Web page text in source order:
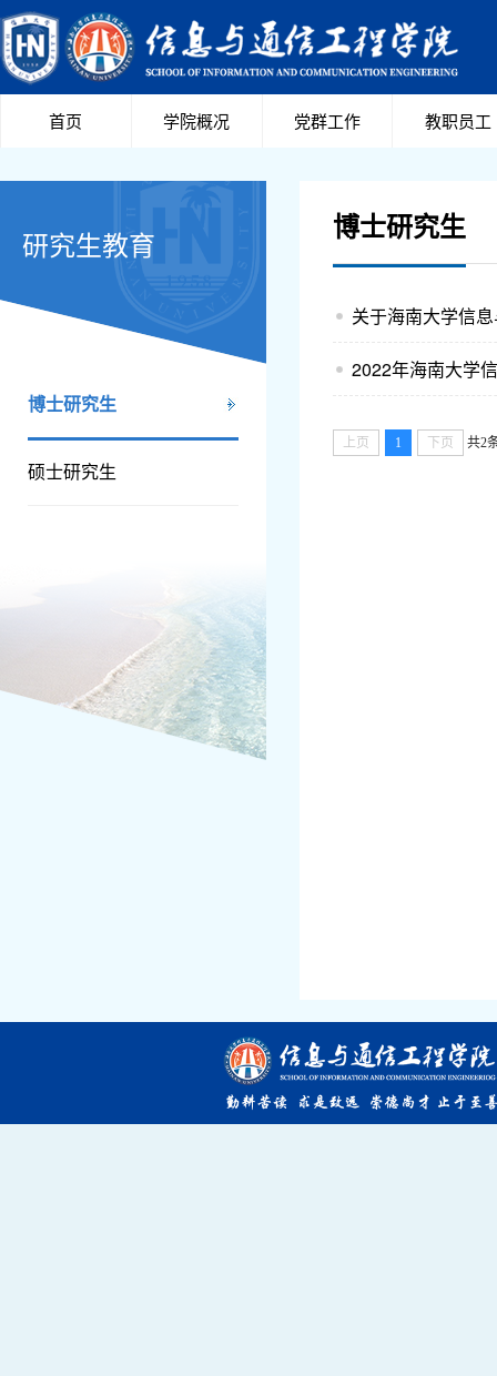
首页 学院概况 党群工作 教职员工
研究生教育
博士研究生
硕士研究生
博士研究生
关于海南大学信
2022年海南大学
上页 1 下页 共2